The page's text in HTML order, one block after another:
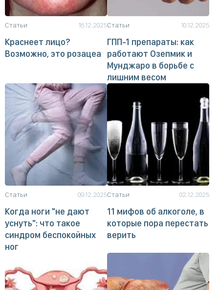
Статьи 18.12.2025
Краснеет лицо?
Возможно, это розацеа
Статьи 10.12.2025
ГПП-1 препараты: как
работают Озепмик и
Мунджаро в борьбе с
лишним весом
Статьи 09.12.2025
Когда ноги "не дают
уснуть": что такое
синдром беспокойных
ног
Статьи 02.12.2025
11 мифов об алкоголе, в
которые пора перестать
верить